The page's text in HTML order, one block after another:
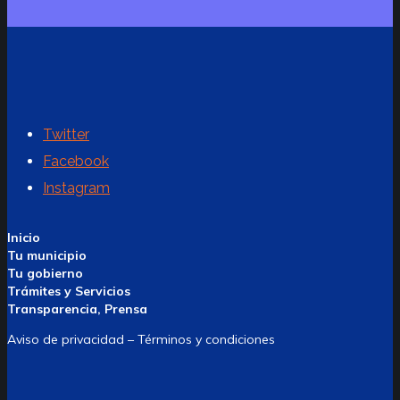
Twitter
Facebook
Instagram
Inicio
Tu municipio
Tu gobierno
Trámites y Servicios
Transparencia, Prensa
Aviso de privacidad – Términos y condiciones